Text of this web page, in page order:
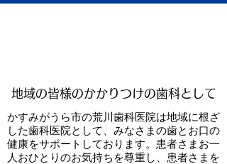
地域の皆様のかかりつけの歯科として
かすみがうら市の荒川歯科医院は地域に根ざ
した歯科医院として、みなさまの歯とお口の
健康をサポートしております。患者さまお一
人おひとりのお気持ちを尊重し、患者さまを